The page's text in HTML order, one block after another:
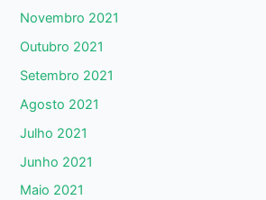
Novembro 2021
Outubro 2021
Setembro 2021
Agosto 2021
Julho 2021
Junho 2021
Maio 2021